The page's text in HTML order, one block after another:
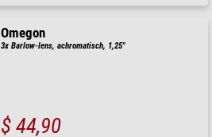
Omegon
3x Barlow-lens, achromatisch, 1,25"
$ 44,90